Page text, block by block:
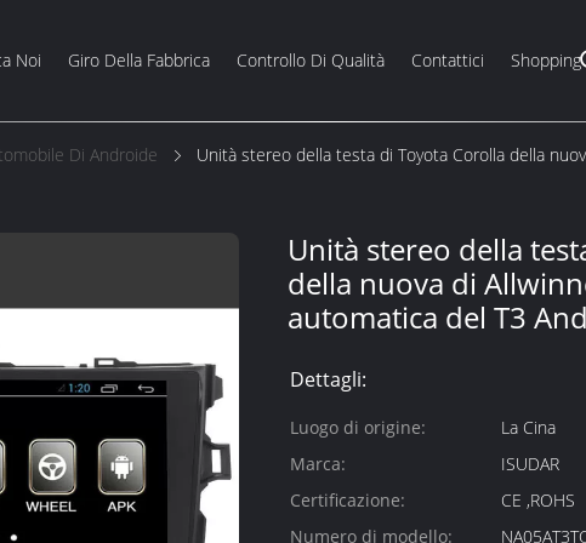
Noi Giro Della Fabbrica Controllo Di Qualità Contattici Shopping
Di Androide
Unità stereo della testa di Toyota Corolla della
Unità stereo della
della nuova di
automatica del T3
Dettagli:
Luogo di origine:
La Cina
Marca:
ISUDAR
Certificazione:
CE ,ROHS
Numero di modello: